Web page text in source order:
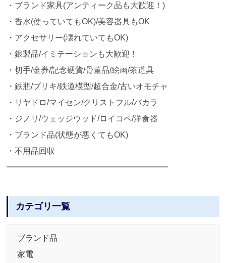
・ブランド家具(アンティーク品も大歓迎！)
・香水(使っていてもOK)/美容器具もOK
・アクセサリー(壊れていてもOK)
・銀製品/イミテーションも大歓迎！
・切手/金券/記念硬貨/骨董品/絵画/茶道具
・鉄瓶/ブリキ/鉄道模型/超合金/古いオモチャ
・リヤドロ/マイセン/クリストフル/バカラ
・ジノリ/ウェッジウッド/ロイコペ/洋食器
・ブランド品(状態が悪くてもOK)
・不用品回収
━━━━━━━━━━━━━━━━━━━━
カテゴリ一覧
ブランド品
家電